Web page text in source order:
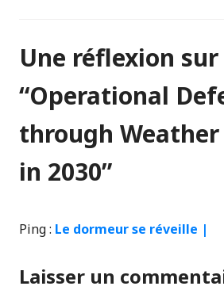
articles
Une réflexion sur
“Operational
through
in 2030”
Ping : Le dormeur se réveille |
Laisser un